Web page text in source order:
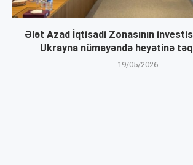
Ələt Azad İqtisadi Zonasının
Ukrayna nümayəndə heyətinə
19/05/2026